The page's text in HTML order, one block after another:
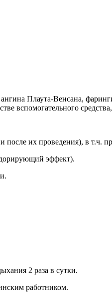
Плаута-Венсана,
вспомогательного
их проведения), в т.ч.
эффект).
2 раза в сутки.
работником.